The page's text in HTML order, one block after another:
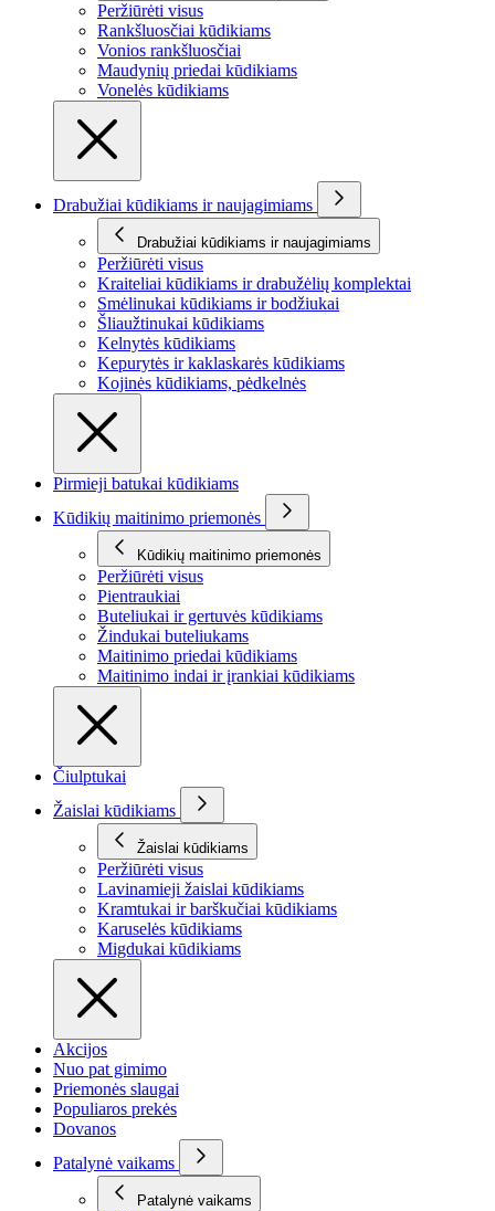
Peržiūrėti visus
Rankšluosčiai kūdikiams
Vonios rankšluosčiai
Maudynių priedai kūdikiams
Vonelės kūdikiams
Drabužiai kūdikiams ir naujagimiams
Drabužiai kūdikiams ir naujagimiams
Peržiūrėti visus
Kraiteliai kūdikiams ir drabužėlių komplektai
Smėlinukai kūdikiams ir bodžiukai
Šliaužtinukai kūdikiams
Kelnytės kūdikiams
Kepurytės ir kaklaskarės kūdikiams
Kojinės kūdikiams, pėdkelnės
Pirmieji batukai kūdikiams
Kūdikių maitinimo priemonės
Kūdikių maitinimo priemonės
Peržiūrėti visus
Pientraukiai
Buteliukai ir gertuvės kūdikiams
Žindukai buteliukams
Maitinimo priedai kūdikiams
Maitinimo indai ir įrankiai kūdikiams
Čiulptukai
Žaislai kūdikiams
Žaislai kūdikiams
Peržiūrėti visus
Lavinamieji žaislai kūdikiams
Kramtukai ir barškučiai kūdikiams
Karuselės kūdikiams
Migdukai kūdikiams
Akcijos
Nuo pat gimimo
Priemonės slaugai
Populiaros prekės
Dovanos
Patalynė vaikams
Patalynė vaikams